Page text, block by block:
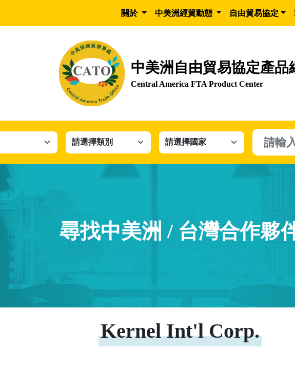
關於 中美洲經貿動態 自由貿易協定
中美洲自由貿易協定產品
Central America FTA Product Center
尋找中美洲 / 台灣合作夥
Kernel Int'l Corp.